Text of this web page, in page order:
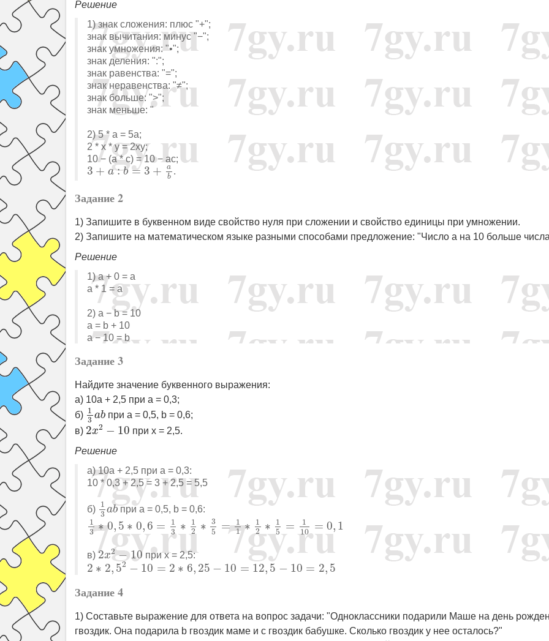
Решение
1) знак сложения: плюс "+";
знак вычитания: минус "−";
знак умножения: "•";
знак деления: ":";
знак равенства: "=";
знак неравенства: "≠";
знак больше: ">";
знак меньше: "
2) 5 * a = 5a;
2 * x * y = 2xy;
10 − (a * c) = 10 − ac;
3 + a : b = 3 +
a
b
3+ :b=3+ab .
Задание 2
1) Запишите в буквенном виде свойство нуля при сложении и свойство единицы при умножении.
2) Запишите на математическом языке разными способами предложение: "Число a на 10 больше
Решение
1) a + 0 = a
a * 1 = a
2) a − b = 10
a = b + 10
a − 10 = b
Задание 3
Найдите значение буквенного выражения:
а) 10a + 2,5 при a = 0,3;
б) 1
3 ab
13a
при a = 0,5, b = 0,6;
в) 2x2 − 10
2 2 10
при x = 2,5.
Решение
а) 10a + 2,5 при a = 0,3:
10 * 0,3 + 2,5 = 3 + 2,5 = 5,5
б) 1
3 ab
1 ab
при a = 0,5, b = 0,6:
1
3 ∗0, 5 ∗ 0,6 =
1
3 ∗
1
2 ∗ 3
5
=
1
1 ∗
1
2 ∗
1
5
=
1
10
= 0, 1
1 ∗0 ,5∗ 0 6 3 2 35 1 12 1 10 ,1
в)2x2 − 10
2 2−10 при x = 2,5:
2 ∗ 2, 52 − 10 = 2 ∗ 6, 25 − 10 = 12, 5 − 10 = 2, 5
2∗2,52−10=2∗6,25−10 12, −10=2
Задание 4
1) Составьте выражение для ответа на вопрос задачи: "Одноклассники подарили Маше на день
гвоздик. Она подарила b гвоздик маме и c гвоздик бабушке. Сколько гвоздик у нее осталось?"